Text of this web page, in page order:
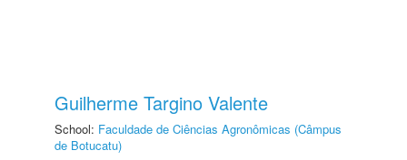
Guilherme Targino Valente
School: Faculdade de Ciências Agronômicas (Câmpus
de Botucatu)